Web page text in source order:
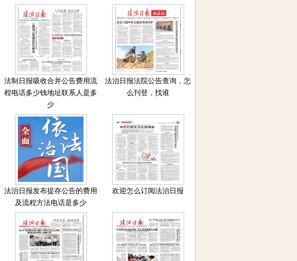
法制日报吸收合并公告费用流
程电话多少钱地址联系人是多
少
法治日报法院公告查询，怎
么刊登，找谁
法治日报发布提存公告的费用
及流程方法电话是多少
欢迎怎么订阅法治日报